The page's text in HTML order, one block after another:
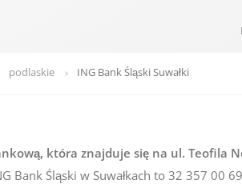
podlaskie ING Bank Śląski Suwałki
która znajduje się na ul. Teofila
Bank Śląski w Suwałkach to 32 357 00